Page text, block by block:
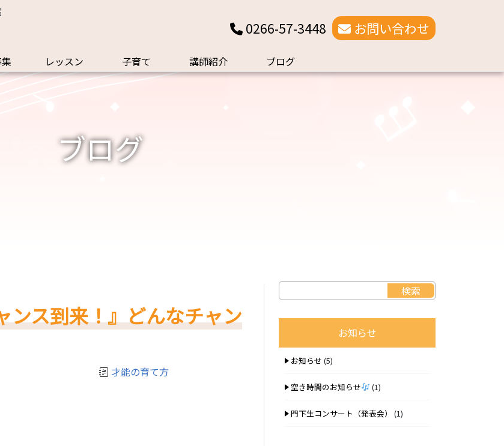
0266-57-3448 お問い合わせ
レッスン 子育て 講師紹介 ブログ
ブログ
ンス到来！』どんなチャン
才能の育て方
お知らせ
お知らせ (5)
空き時間のお知らせ (1)
門下生コンサート（発表会） (1)